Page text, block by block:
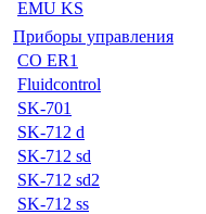
EMU KS
Приборы управления
CO ER1
Fluidcontrol
SK-701
SK-712 d
SK-712 sd
SK-712 sd2
SK-712 ss